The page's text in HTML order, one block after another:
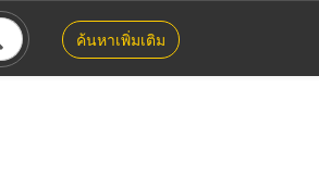
ค้นหาเพิ่มเติม